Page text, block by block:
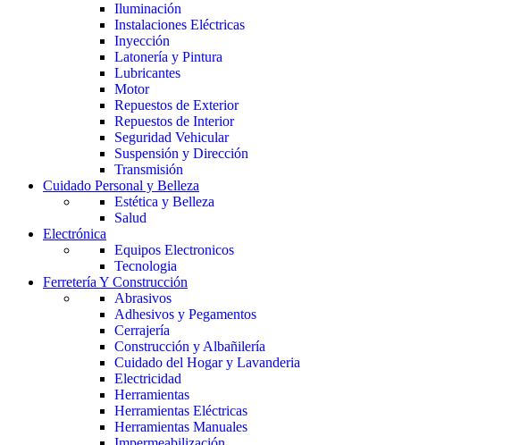
Iluminación
Instalaciones Eléctricas
Inyección
Latonería y Pintura
Lubricantes
Motor
Repuestos de Exterior
Repuestos de Interior
Seguridad Vehicular
Suspensión y Dirección
Transmisión
Cuidado Personal y Belleza
Estética y Belleza
Salud
Electrónica
Equipos Electronicos
Tecnologia
Ferretería Y Construcción
Abrasivos
Adhesivos y Pegamentos
Cerrajería
Construcción y Albañilería
Cuidado del Hogar y Lavanderia
Electricidad
Herramientas
Herramientas Eléctricas
Herramientas Manuales